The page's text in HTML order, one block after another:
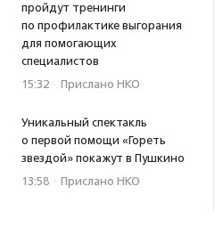
пройдут тренинги
по профилактике выгорания
для помогающих
специалистов
15:32 · Прислано НКО
Уникальный спектакль
о первой помощи «Гореть
звездой» покажут в Пушкино
13:58 · Прислано НКО